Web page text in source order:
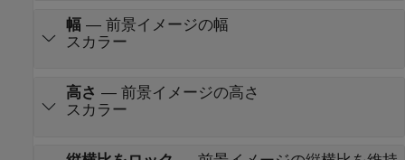
幅— 前景イメージの幅
スカラー
高さ — 前景イメージの高さ
スカラー